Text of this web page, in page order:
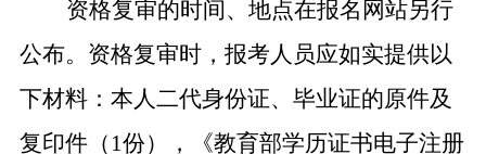
资格复审的时间、地点在报名网站另行
公布。资格复审时，报考人员应如实提供以
下材料：本人二代身份证、毕业证的原件及
复印件（1份），《教育部学历证书电子注册